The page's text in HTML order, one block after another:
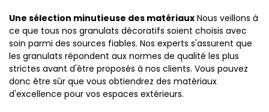
Une sélection minutieuse des matériaux Nous veillons à
ce que tous nos granulats décoratifs soient choisis avec
soin parmi des sources fiables. Nos experts s'assurent que
les granulats répondent aux normes de qualité les plus
strictes avant d'être proposés à nos clients. Vous pouvez
donc être sûr que vous obtiendrez des matériaux
d'excellence pour vos espaces extérieurs.